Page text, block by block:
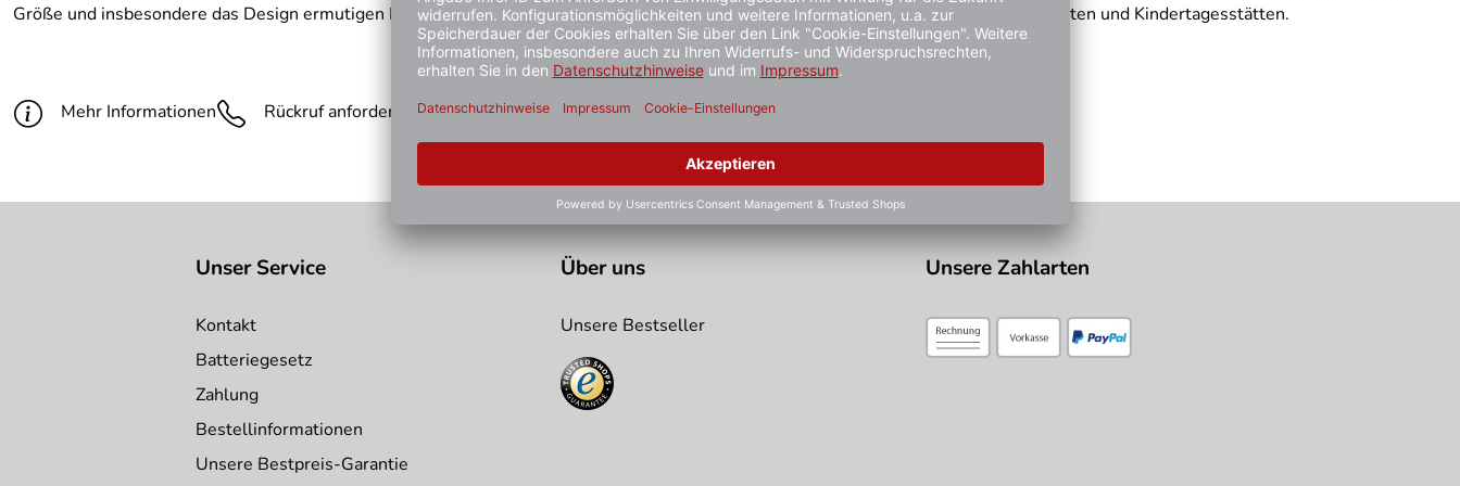
Größe und insbesondere das Design ermutigen Kinder dazu, Müll zu trennen. Ideal unter anderem für den Einsatz in Schulen, Kindergärten und Kindertagesstätten.
Mehr Informationen Rückruf anfordern Günstiger gesehen?
Unser Service
Kontakt
Batteriegesetz
Zahlung
Bestellinformationen
Unsere Bestpreis-Garantie
Über uns
Unsere Bestseller
Unsere Zahlarten